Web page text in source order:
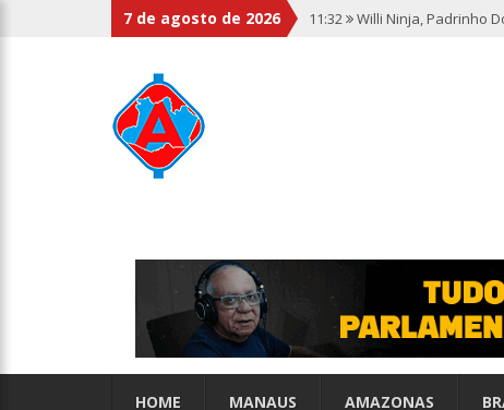
7 de agosto de 2026 11:32 Willi Ninja, Padrinho
Bolsa fecha no
Dia Nacional da
Linhas telefônicas
10:50 Quarteto é preso por
Dudu Camargo foi
HOME MANAUS AMAZONAS